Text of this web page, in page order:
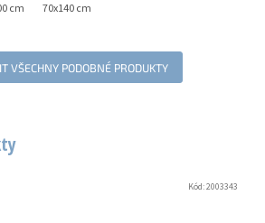
Kód:2003343
cm 70x140 cm
VŠECHNY PODOBNÉ PRODUKTY